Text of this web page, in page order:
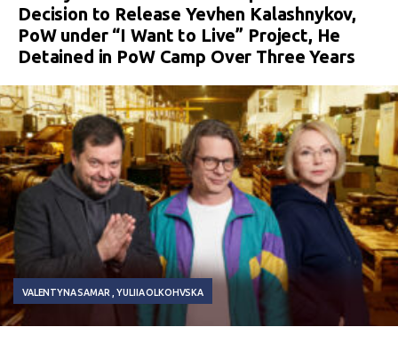
Decision to Release Yevhen Kalashnykov,
PoW under “I Want to Live” Project, He
Detained in PoW Camp Over Three Years
VALENTYNA SAMAR YULIIA OLKOHVSKA